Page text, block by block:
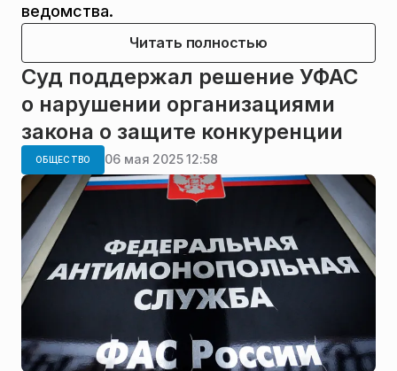
ведомства.
Читать полностью
Суд поддержал решение УФАС
о нарушении организациями
закона о защите конкуренции
ОБЩЕСТВО 06 мая 2025 12:58